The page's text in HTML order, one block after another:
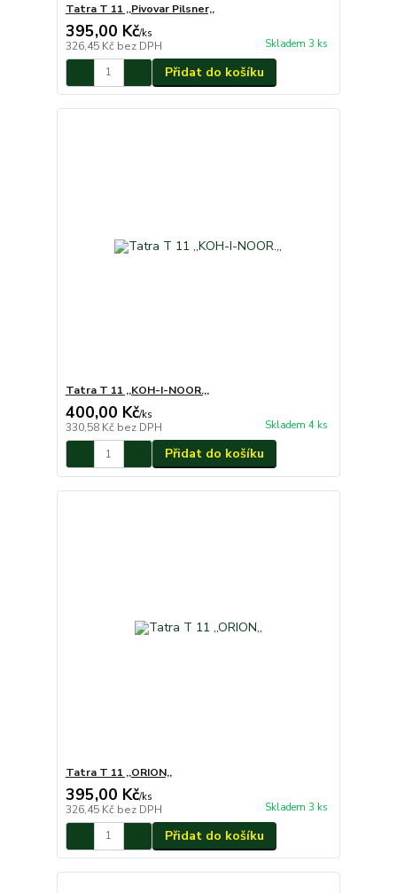
Tatra T 11 ,,Pivovar Pilsner,,
395,00 Kč/ks
326,45 Kč bez DPH Skladem 3 ks
Přidat do košíku
Tatra T 11 ,,KOH-I-NOOR.,,
400,00 Kč/ks
330,58 Kč bez DPH Skladem 4 ks
Přidat do košíku
Tatra T 11 ,,ORION,,
395,00 Kč/ks
326,45 Kč bez DPH Skladem 3 ks
Přidat do košíku